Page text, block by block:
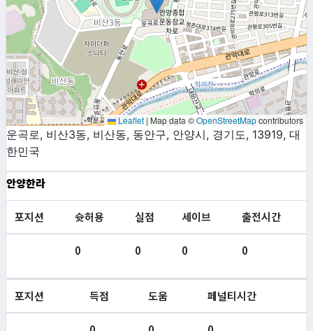
Leaflet | Map data ©OpenStreetMapcontributors
운곡로, 비산3동, 비산동, 동안구, 안양시, 경기도, 13919, 대
한민국
안양한라
포지션 슛허용 실점 세이브 출전시간
0 0 0 0
포지션 득점 도움 페널티시간